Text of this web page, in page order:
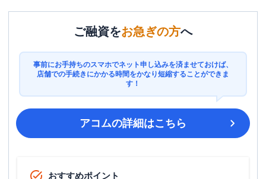
ご融資をお急ぎの方へ
事前にお手持ちのスマホでネット申し込みを済ませておけば、
店舗での手続きにかかる時間をかなり短縮することができま
す！
アコムの詳細はこちら
おすすめポイント